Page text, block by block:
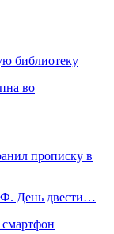
библиотеку
во
прописку в
День двести…